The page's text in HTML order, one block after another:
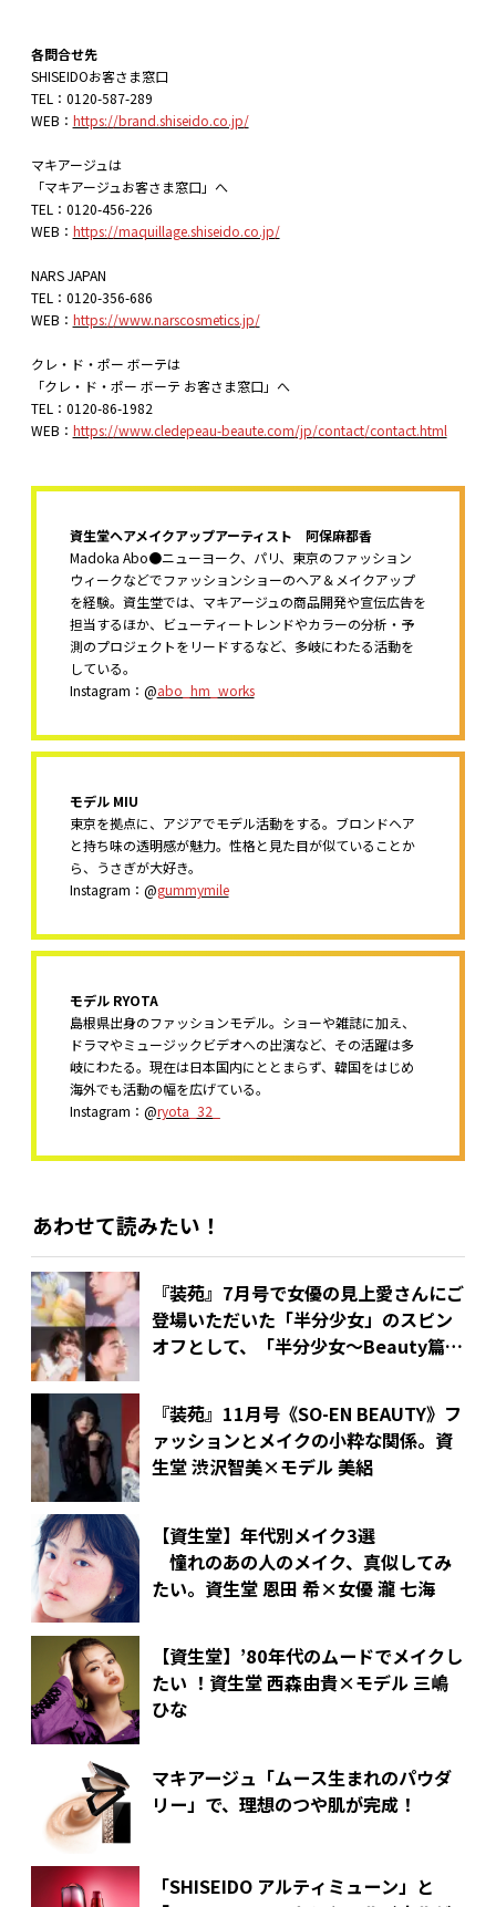
各問合せ先
SHISEIDOお客さま窓口
TEL：0120-587-289
WEB： https://brand.shiseido.co.jp/
マキアージュは
「マキアージュお客さま窓口」へ
TEL：0120-456-226
WEB： https://maquillage.shiseido.co.jp/
NARS JAPAN
TEL：0120-356-686
WEB： https://www.narscosmetics.jp/
クレ・ド・ポー ボーテは
「クレ・ド・ポー ボーテ お客さま窓口」へ
TEL：0120-86-1982
WEB： https://www.cledepeau-beaute.com/jp/contact/contact.html
資生堂ヘアメイクアップアーティスト 阿保麻都香
Madoka Abo●ニューヨーク、パリ、東京のファッション
ウィークなどでファッションショーのヘア＆メイクアップ
を経験。資生堂では、マキアージュの商品開発や宣伝広告を
担当するほか、ビューティートレンドやカラーの分析・予
測のプロジェクトをリードするなど、多岐にわたる活動を
している。
Instagram：@abo_hm_works
モデル MIU
東京を拠点に、アジアでモデル活動をする。ブロンドヘア
と持ち味の透明感が魅力。性格と見た目が似ていることか
ら、うさぎが大好き。
Instagram：@gummymile
モデル RYOTA
島根県出身のファッションモデル。ショーや雑誌に加え、
ドラマやミュージックビデオへの出演など、その活躍は多
岐にわたる。現在は日本国内にととまらず、韓国をはじめ
海外でも活動の幅を広げている。
Instagram：@ryota_32_
あわせて読みたい！
『装苑』7月号で女優の見上愛さんにご
登場いただいた「半分少女」のスピン
オフとして、「半分少女～Beauty篇
『装苑』11月号《SO-EN BEAUTY》フ
ァッションとメイクの小粋な関係。 資
生堂 渋沢智美×モデル 美絽
【資生堂】年代別メイク3選
憧れのあの人のメイク、真似してみ
たい。 資生堂 恩田 希×女優 瀧 七海
【資生堂】’80年代のムードでメイクし
たい ！ 資生堂 西森由貴×モデル 三嶋
ひな
マキアージュ「ムース生まれのパウダ
リー」で、理想のつや肌が完成！
「SHISEIDO アルティミューン」と